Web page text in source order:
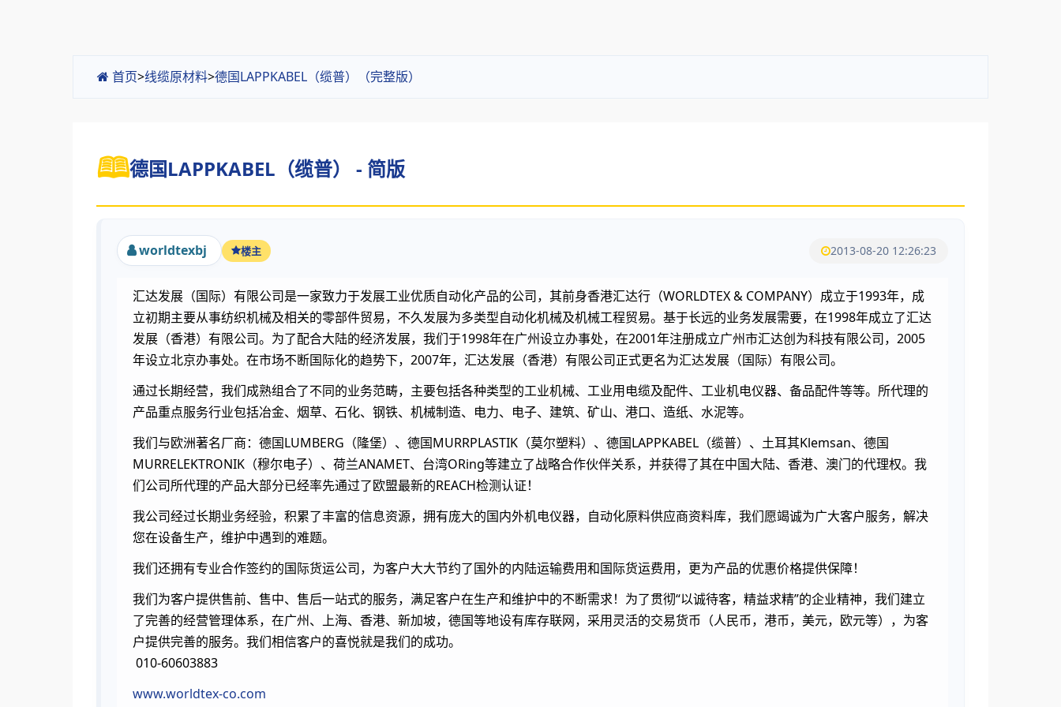
首页>线缆原材料>德国LAPPKABEL（缆普）（完整版）
德国LAPPKABEL（缆普） - 简版
worldtexbj 楼主 2013-08-20 12:26:23
汇达发展（国际）有限公司是一家致力于发展工业优质自动化产品的公司，其前身香港汇达行（WORLDTEX & COMPANY）成立于1993年，成
立初期主要从事纺织机械及相关的零部件贸易，不久发展为多类型自动化机械及机械工程贸易。基于长远的业务发展需要，在1998年成立了汇达
发展（香港）有限公司。为了配合大陆的经济发展，我们于1998年在广州设立办事处，在2001年注册成立广州市汇达创为科技有限公司，2005
年设立北京办事处。在市场不断国际化的趋势下，2007年，汇达发展（香港）有限公司正式更名为汇达发展（国际）有限公司。
通过长期经营，我们成熟组合了不同的业务范畴，主要包括各种类型的工业机械、工业用电缆及配件、工业机电仪器、备品配件等等。所代理的
产品重点服务行业包括冶金、烟草、石化、钢铁、机械制造、电力、电子、建筑、矿山、港口、造纸、水泥等。
我们与欧洲著名厂商：德国LUMBERG（隆堡）、德国MURRPLASTIK（莫尔塑料）、德国LAPPKABEL（缆普）、土耳其Klemsan、德国
MURRELEKTRONIK（穆尔电子）、荷兰ANAMET、台湾ORing等建立了战略合作伙伴关系，并获得了其在中国大陆、香港、澳门的代理权。我
们公司所代理的产品大部分已经率先通过了欧盟最新的REACH检测认证！
我公司经过长期业务经验，积累了丰富的信息资源，拥有庞大的国内外机电仪器，自动化原料供应商资料库，我们愿竭诚为广大客户服务，解决
您在设备生产，维护中遇到的难题。
我们还拥有专业合作签约的国际货运公司，为客户大大节约了国外的内陆运输费用和国际货运费用，更为产品的优惠价格提供保障！
我们为客户提供售前、售中、售后一站式的服务，满足客户在生产和维护中的不断需求！为了贯彻“以诚待客，精益求精”的企业精神，我们建立
了完善的经营管理体系，在广州、上海、香港、新加坡，德国等地设有库存联网，采用灵活的交易货币（人民币，港币，美元，欧元等），为客
户提供完善的服务。我们相信客户的喜悦就是我们的成功。
010-60603883
www.worldtex-co.com